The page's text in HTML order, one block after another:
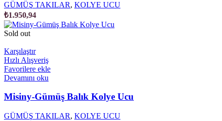
GÜMÜŞ TAKILAR, KOLYE UCU
₺1.950,94
Sold out
Karşılaştır
Hızlı Alışveriş
Favorilere ekle
Devamını oku
Misiny-Gümüş Balık Kolye Ucu
GÜMÜŞ TAKILAR, KOLYE UCU